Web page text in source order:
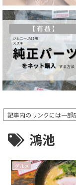
記事内のリンクには一部
鴻池
グルメ